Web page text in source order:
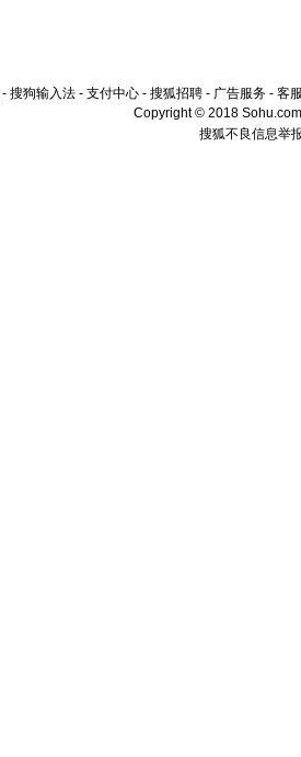
- 搜狗输入法 - 支付中心 - 搜狐招聘 - 广告服务 - 客
Copyright © 2018
搜狐不良信息举